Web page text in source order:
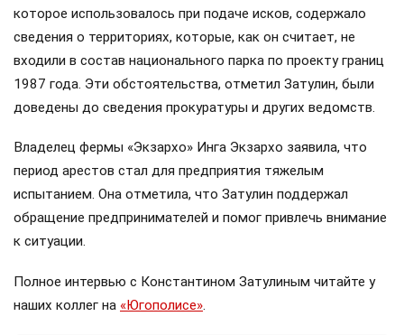
которое использовалось при подаче исков, содержало
сведения о территориях, которые, как он считает, не
входили в состав национального парка по проекту границ
1987 года. Эти обстоятельства, отметил Затулин, были
доведены до сведения прокуратуры и других ведомств.
Владелец фермы «Экзархо» Инга Экзархо заявила, что
период арестов стал для предприятия тяжелым
испытанием. Она отметила, что Затулин поддержал
обращение предпринимателей и помог привлечь внимание
к ситуации.
Полное интервью с Константином Затулиным читайте у
наших коллег на «Югополисе».